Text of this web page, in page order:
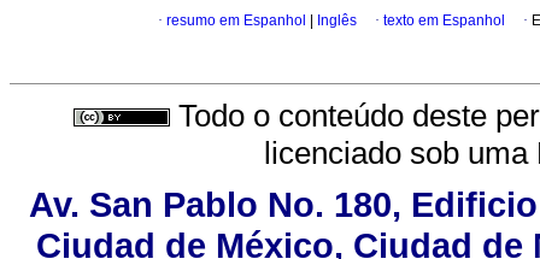
· resumo em Espanhol Inglês · texto em Espanhol ·
Todo o conteúdo deste
licenciado sob uma
Av. San Pablo No. 180,
Ciudad de México, Ciudad de